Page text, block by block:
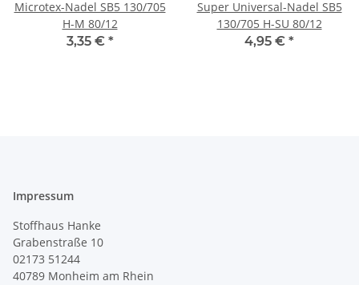
Microtex-Nadel SB5 130/705
H-M 80/12
3,35 € *
Super Universal-Nadel SB5
130/705 H-SU 80/12
4,95 € *
Impressum
Stoffhaus Hanke
Grabenstraße 10
02173 51244
40789 Monheim am Rhein